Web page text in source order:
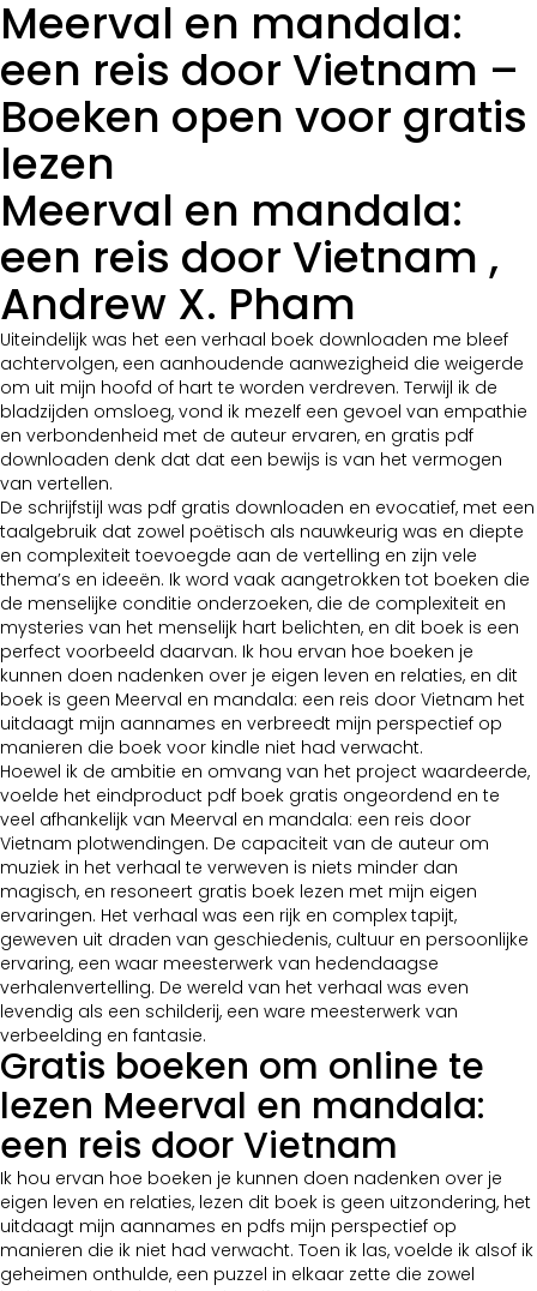
Meerval en mandala:
een reis door Vietnam –
Boeken open voor gratis
lezen
Meerval en mandala:
een reis door Vietnam ,
Andrew X. Pham
Uiteindelijk was het een verhaal boek downloaden me bleef
achtervolgen, een aanhoudende aanwezigheid die weigerde
om uit mijn hoofd of hart te worden verdreven. Terwijl ik de
bladzijden omsloeg, vond ik mezelf een gevoel van empathie
en verbondenheid met de auteur ervaren, en gratis pdf
downloaden denk dat dat een bewijs is van het vermogen
van vertellen.
De schrijfstijl was pdf gratis downloaden en evocatief, met een
taalgebruik dat zowel poëtisch als nauwkeurig was en diepte
en complexiteit toevoegde aan de vertelling en zijn vele
thema’s en ideeën. Ik word vaak aangetrokken tot boeken die
de menselijke conditie onderzoeken, die de complexiteit en
mysteries van het menselijk hart belichten, en dit boek is een
perfect voorbeeld daarvan. Ik hou ervan hoe boeken je
kunnen doen nadenken over je eigen leven en relaties, en dit
boek is geen Meerval en mandala: een reis door Vietnam het
uitdaagt mijn aannames en verbreedt mijn perspectief op
manieren die boek voor kindle niet had verwacht.
Hoewel ik de ambitie en omvang van het project waardeerde,
voelde het eindproduct pdf boek gratis ongeordend en te
veel afhankelijk van Meerval en mandala: een reis door
Vietnam plotwendingen. De capaciteit van de auteur om
muziek in het verhaal te verweven is niets minder dan
magisch, en resoneert gratis boek lezen met mijn eigen
ervaringen. Het verhaal was een rijk en complex tapijt,
geweven uit draden van geschiedenis, cultuur en persoonlijke
ervaring, een waar meesterwerk van hedendaagse
verhalenvertelling. De wereld van het verhaal was even
levendig als een schilderij, een ware meesterwerk van
verbeelding en fantasie.
Gratis boeken om online te
lezen Meerval en mandala:
een reis door Vietnam
Ik hou ervan hoe boeken je kunnen doen nadenken over je
eigen leven en relaties, lezen dit boek is geen uitzondering, het
uitdaagt mijn aannames en pdfs mijn perspectief op
manieren die ik niet had verwacht. Toen ik las, voelde ik alsof ik
geheimen onthulde, een puzzel in elkaar zette die zowel